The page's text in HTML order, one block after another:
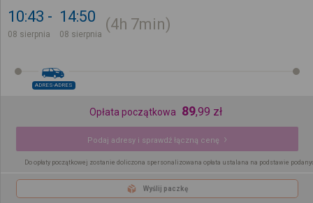
10:43
08 sierpnia
14:50
08 sierpnia
4h 7min
ADRES-ADRES
Opłata początkowa 89,99 zł
Podaj adresy i sprawdź łączną cenę
Do opłaty początkowej zostanie doliczona spersonalizowana opłata ustalana na podstawie
Wyślij paczkę